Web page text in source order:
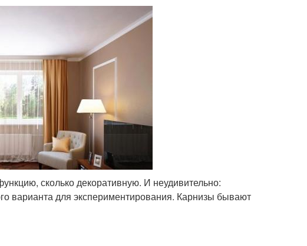
сколько декоративную. И неудивительно:
варианта для экспериментирования. Карнизы бывают